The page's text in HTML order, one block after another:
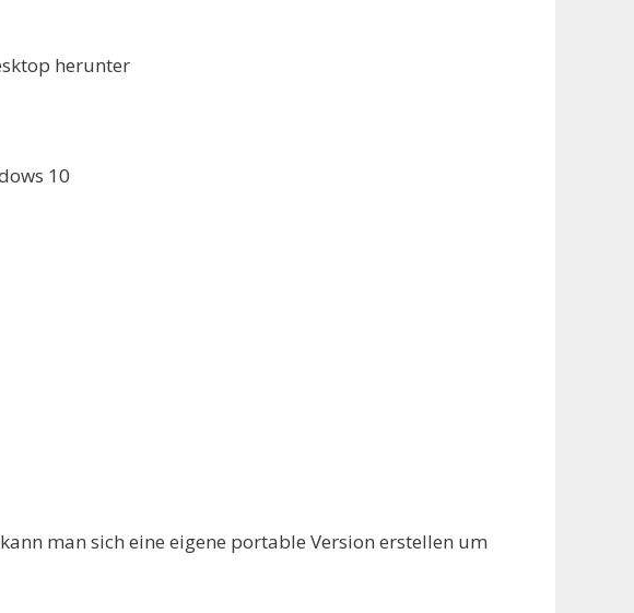
herunter
10
man sich eine eigene portable Version erstellen um